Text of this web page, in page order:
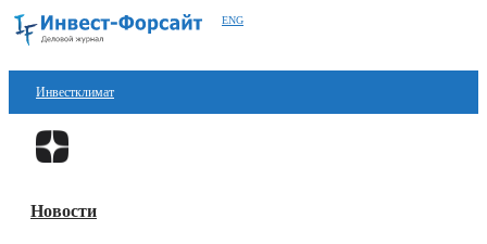
ENG
Инвестклимат
Финансы
Блокчейн
Новости